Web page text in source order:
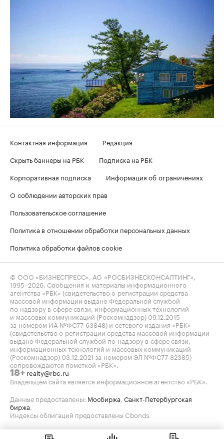
Контактная информация
Редакция
Скрыть баннеры на РБК
Подписка на РБК
Корпоративная подписка
Информация об ограничениях
О соблюдении авторских прав
Пользовательское соглашение
Политика в отношении обработки персональных данных
Политика обработки файлов cookie
© ООО «БИЗНЕСПРЕСС», АО «РОСБИЗНЕСКОНСАЛТИНГ»,
1995–2026 . Сообщения и материалы информационного
агентства «РБК» (свидетельство о регистрации средства
массовой информации выдано Федеральной службой
по надзору в сфере связи, информационных технологий
и массовых коммуникаций (Роскомнадзор) 09.12.2015
за номером ИА №ФС77-63848) и сетевого издания «РБК»
(свидетельство о регистрации средства массовой информации
выдано Федеральной службой по надзору в сфере связи,
информационных технологий и массовых коммуникаций
(Роскомнадзор) 03.12.2021 за номером ЭЛ №ФС77-82385)
сопровождаются пометкой «РБК».
18+ realty@rbc.ru
Владельцем сайта является информационное агентство «РБК».
Данные предоставлены: Мосбиржа Санкт-Петербургская
биржа
Индексы облигаций предоставлены Cbonds.